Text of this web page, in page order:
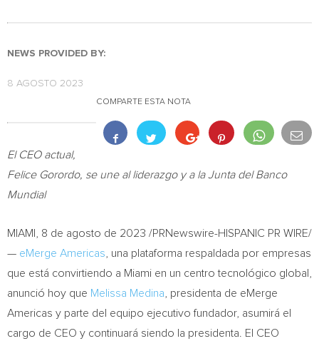
NEWS PROVIDED BY:
8 AGOSTO 2023
COMPARTE ESTA NOTA
El CEO actual,
Felice Gorordo, se une al liderazgo y a la Junta del Banco
Mundial
MIAMI 8 de agosto de 2023 /PRNewswire-HISPANIC PR WIRE/
— eMerge Americas , una plataforma respaldada por empresas
que está convirtiendo a Miami en un centro tecnológico global,
anunció hoy que Melissa Medina , presidenta de eMerge
Americas y parte del equipo ejecutivo fundador, asumirá el
cargo de CEO y continuará siendo la presidenta. El CEO